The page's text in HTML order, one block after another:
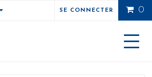
0
SE CONNECTER
Toggle